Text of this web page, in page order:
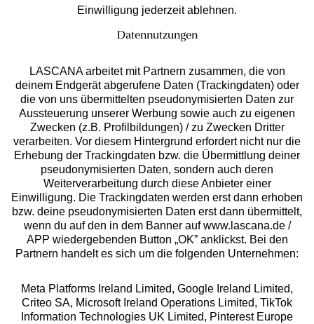
Services
Beratung
Über uns
Rechtliches
Alle Preise inkl. MwSt., zzgl.
Versandkosten
Einwilligung jederzeit ablehnen.
Datennutzungen
LASCANA arbeitet mit Partnern zusammen, die von
deinem Endgerät abgerufene Daten (Trackingdaten) oder
die von uns übermittelten pseudonymisierten Daten zur
Aussteuerung unserer Werbung sowie auch zu eigenen
Zwecken (z.B. Profilbildungen) / zu Zwecken Dritter
verarbeiten. Vor diesem Hintergrund erfordert nicht nur die
Erhebung der Trackingdaten bzw. die Übermittlung deiner
pseudonymisierten Daten, sondern auch deren
Weiterverarbeitung durch diese Anbieter einer
Einwilligung. Die Trackingdaten werden erst dann erhoben
bzw. deine pseudonymisierten Daten erst dann übermittelt,
wenn du auf den in dem Banner auf www.lascana.de /
APP wiedergebenden Button „OK” anklickst. Bei den
Partnern handelt es sich um die folgenden Unternehmen:
Meta Platforms Ireland Limited, Google Ireland Limited,
Criteo SA, Microsoft Ireland Operations Limited, TikTok
Information Technologies UK Limited, Pinterest Europe